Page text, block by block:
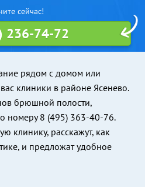
рядом с домом или
клиники в районе Ясенево.
брюшной полости,
номеру 8 (495) 363-40-76.
клинику, расскажут, как
и предложат удобное
сейчас!
236-74-72